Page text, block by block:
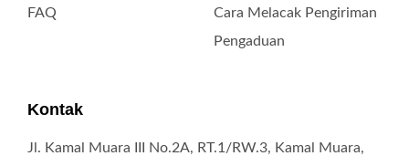
FAQ Cara Melacak Pengiriman
Pengaduan
Kontak
Jl. Kamal Muara III No.2A, RT.1/RW.3, Kamal Muara,